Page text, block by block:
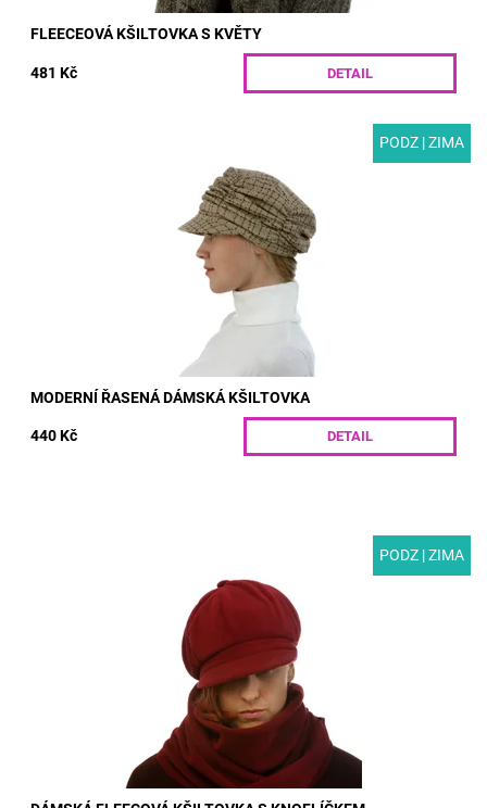
FLEECEOVÁ KŠILTOVKA S KVĚTY
481 Kč DETAIL
PODZ | ZIMA
MODEL: T33 | Stylová dámská čepice pro podzim a zimu.
Originálního řasení je dosaženo pomocí gumiček. V zadním dílu
kšiltovky je všita guma pro...
MODERNÍ ŘASENÁ DÁMSKÁ KŠILTOVKA
440 Kč DETAIL
PODZ | ZIMA
MODEL: G54 | Moderní dámská fleecová kšiltovka s knoflíčkem
pro zimní období. V zadní části je našita guma pro větší
pohodlí.Nevíte jakou velikost...
Skladem